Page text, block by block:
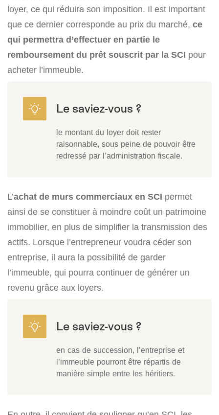
loyer, ce qui réduira son imposition. Il est important
que ce dernier corresponde au prix du marché, ce
qui permettra d’effectuer en partie le
remboursement du prêt souscrit par la SCI pour
acheter l’immeuble.
le montant du loyer doit rester
raisonnable, sous peine de pouvoir être
redressé par l’administration fiscale.
L’achat de murs commerciaux en SCI permet
ainsi de se constituer à moindre coût un patrimoine
immobilier, en plus de simplifier la transmission des
actifs. Lorsque l’entrepreneur voudra céder son
entreprise, il aura la possibilité de garder
l’immeuble, qui pourra continuer de générer un
revenu grâce aux loyers.
en cas de succession, l’entreprise et
l’immeuble pourront être répartis de
manière simple entre les héritiers.